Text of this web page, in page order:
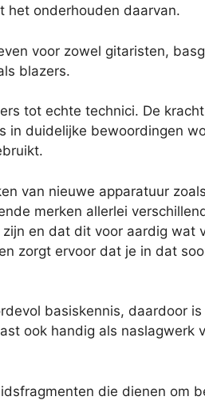
het onderhouden daarvan.
voor zowel gitaristen,
blazers.
tot echte technici. De
in duidelijke bewoordingen
van nieuwe apparatuur
merken allerlei
en dat dit voor aardig wat
zorgt ervoor dat je in dat
basiskennis, daardoor
ook handig als naslagwerk
die dienen om